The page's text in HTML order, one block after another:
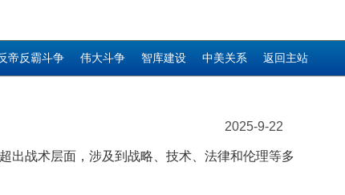
帝反霸斗争 伟大斗争 智库建设 中美关系 返回主站
2025-9-22
出战术层面，涉及到战略、技术、法律和伦理等多